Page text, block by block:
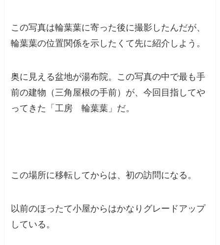
この写真は輪葉葉に寄った後に撮影したんだが、
輪葉葉の位置関係を示したくて先に紹介しよう。
奥に見える盆地が湯布院。この写真の中で最も手
前の建物（三角屋根の手前）が、今回目指してや
ってきた「工房 輪葉葉」だ。
この場所に移転してからは、初の訪問になる。
以前のほったて小屋からはかなりグレードアップ
している。